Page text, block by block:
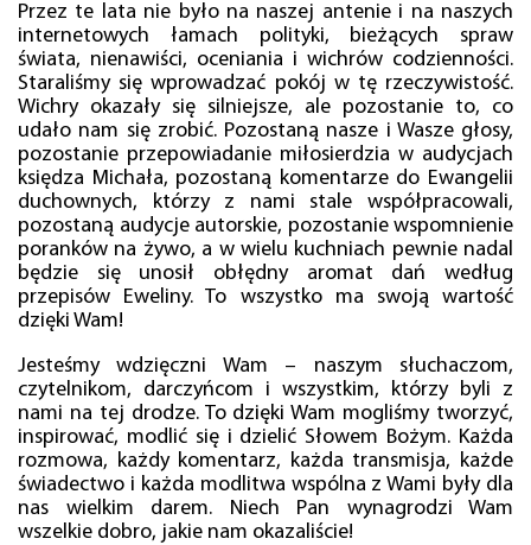
Przez te lata nie było na naszej antenie i na naszych
internetowych łamach polityki, bieżących spraw
świata, nienawiści, oceniania i wichrów codzienności.
Staraliśmy się wprowadzać pokój w tę rzeczywistość.
Wichry okazały się silniejsze, ale pozostanie to, co
udało nam się zrobić. Pozostaną nasze i Wasze głosy,
pozostanie przepowiadanie miłosierdzia w audycjach
księdza Michała, pozostaną komentarze do Ewangelii
duchownych, którzy z nami stale współpracowali,
pozostaną audycje autorskie, pozostanie wspomnienie
poranków na żywo, a w wielu kuchniach pewnie nadal
będzie się unosił obłędny aromat dań według
przepisów Eweliny. To wszystko ma swoją wartość
dzięki Wam!
Jesteśmy wdzięczni Wam – naszym słuchaczom,
czytelnikom, darczyńcom i wszystkim, którzy byli z
nami na tej drodze. To dzięki Wam mogliśmy tworzyć,
inspirować, modlić się i dzielić Słowem Bożym. Każda
rozmowa, każdy komentarz, każda transmisja, każde
świadectwo i każda modlitwa wspólna z Wami były dla
nas wielkim darem. Niech Pan wynagrodzi Wam
wszelkie dobro, jakie nam okazaliście!